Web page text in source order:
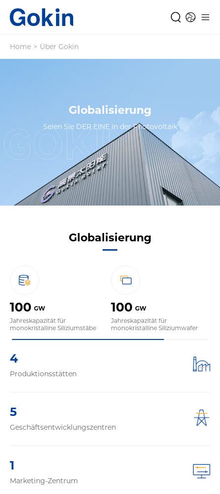
Home > Über Gokin
Globalisierung
Seien Sie DER EINE in der Photovoltaik
Globalisierung
100 GW
Jahreskapazität für
monokristalline Siliziumstäbe
100 GW
Jahreskapazität für
monokristalline Siliziumwafer
4
Produktionsstätten
5
Geschäftsentwicklungszentren
1
Marketing-Zentrum